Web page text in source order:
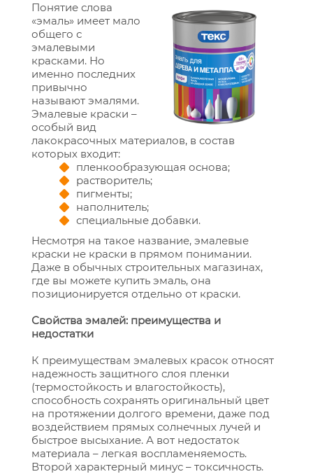
Понятие слова
«эмаль» имеет мало
общего с
эмалевыми
красками. Но
именно последних
привычно
называют эмалями.
Эмалевые краски –
особый вид
лакокрасочных материалов, в состав
которых входит:
пленкообразующая основа;
растворитель;
пигменты;
наполнитель;
специальные добавки.
Несмотря на такое название, эмалевые
краски не краски в прямом понимании.
Даже в обычных строительных магазинах,
где вы можете купить эмаль, она
позиционируется отдельно от краски.
Свойства эмалей: преимущества и
недостатки
К преимуществам эмалевых красок относят
надежность защитного слоя пленки
(термостойкость и влагостойкость),
способность сохранять оригинальный цвет
на протяжении долгого времени, даже под
воздействием прямых солнечных лучей и
быстрое высыхание. А вот недостаток
материала – легкая воспламеняемость.
Второй характерный минус – токсичность.